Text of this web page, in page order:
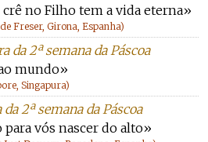
crê no Filho tem a vida eterna»
Freser, Girona, Espanha)
da 2ª semana da Páscoa
mundo»
Singapura)
2ª semana da Páscoa
para vós nascer do alto»